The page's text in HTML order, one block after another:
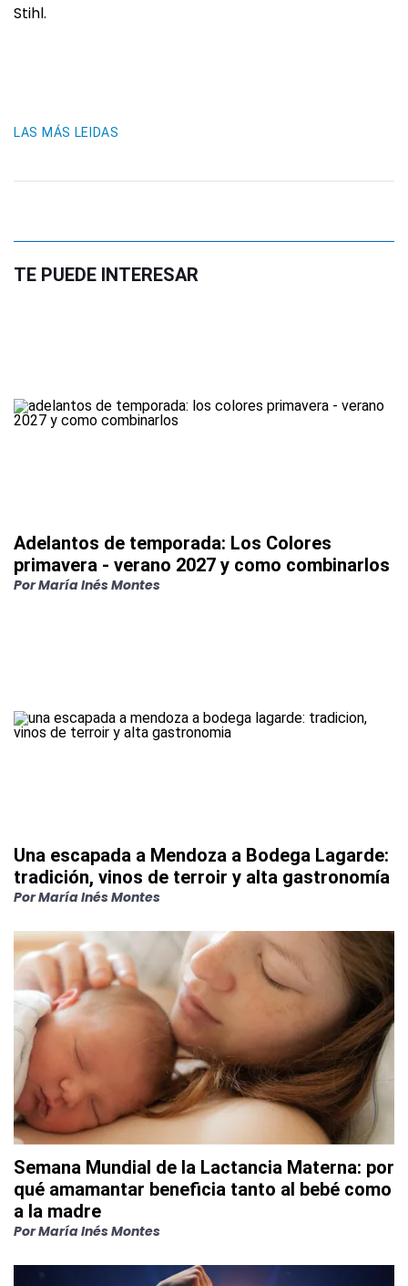
Stihl.
LAS MÁS LEIDAS
TE PUEDE INTERESAR
Adelantos de temporada: Los Colores
primavera - verano 2027 y como combinarlos
PorMaría Inés Montes
Una escapada a Mendoza a Bodega Lagarde:
tradición, vinos de terroir y alta gastronomía
PorMaría Inés Montes
Semana Mundial de la Lactancia Materna: por
qué amamantar beneficia tanto al bebé como
a la madre
PorMaría Inés Montes